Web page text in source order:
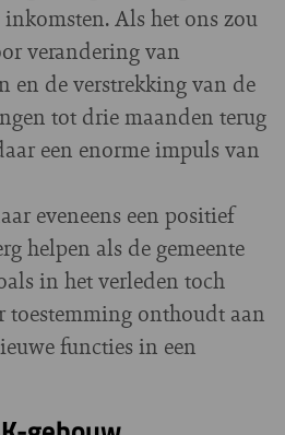
Als het ons zou
verandering van
en de verstrekking van de
tot drie maanden terug
een enorme impuls van
eveneens een positief
helpen als de gemeente
in het verleden toch
toestemming onthoudt aan
functies in een